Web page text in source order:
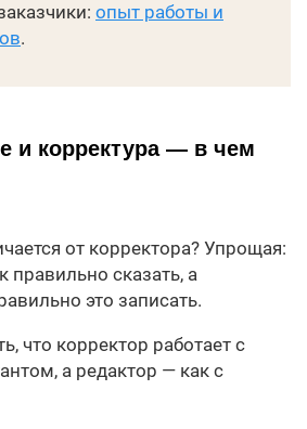
опыт работы и
.
и корректура — в чем
от корректора? Упрощая:
правильно сказать, а
это записать.
что корректор работает с
а редактор — как с